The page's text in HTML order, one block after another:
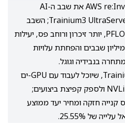
אמזון השיקה ב-AWS re:Invent 2025 את שבב ה-AI
Trainium3 ואת שרתי Trainium3 UltraServers; השבב
ב-3 ננומטר מציע 2.52 PFLOPs, יותר זיכרון ורוחב פס, יעילות
שבבים והפחתת עלויות
AWS חשפה הצצה ל-Trainium4, שיוכל לעבוד עם GPU-ים
של נבידיה דרך NVLink Fusion ולספק קפיצת ביצועים;
קנייה חזקה ומחיר יעד ממוצע